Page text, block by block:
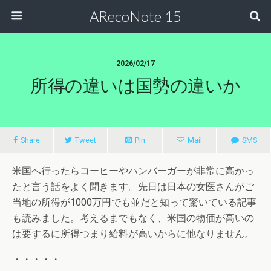
ARecoNote 15
2026/02/17
所得の違いは国勢の違いか
Share Tweet Pin Mail SMS
米国へ行ったらコーヒーやハンバーガーが非常に高かっ
たと言う話をよく聞きます。先日は日本の女医さんがご
当地の所得が1000万円でも並だと知って驚いている記事
も読みました。考えるまでもなく、米国の物価が高いの
は要するに所得つまり給料が高いからに他なりません。
・・・・・